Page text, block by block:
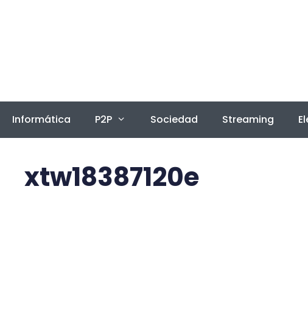
Informática P2P Sociedad Streaming
xtw18387120e